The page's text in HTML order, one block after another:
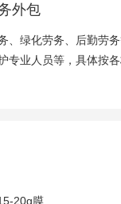
外包
、绿化劳务、后勤劳
业人员等，具体按
20g膜